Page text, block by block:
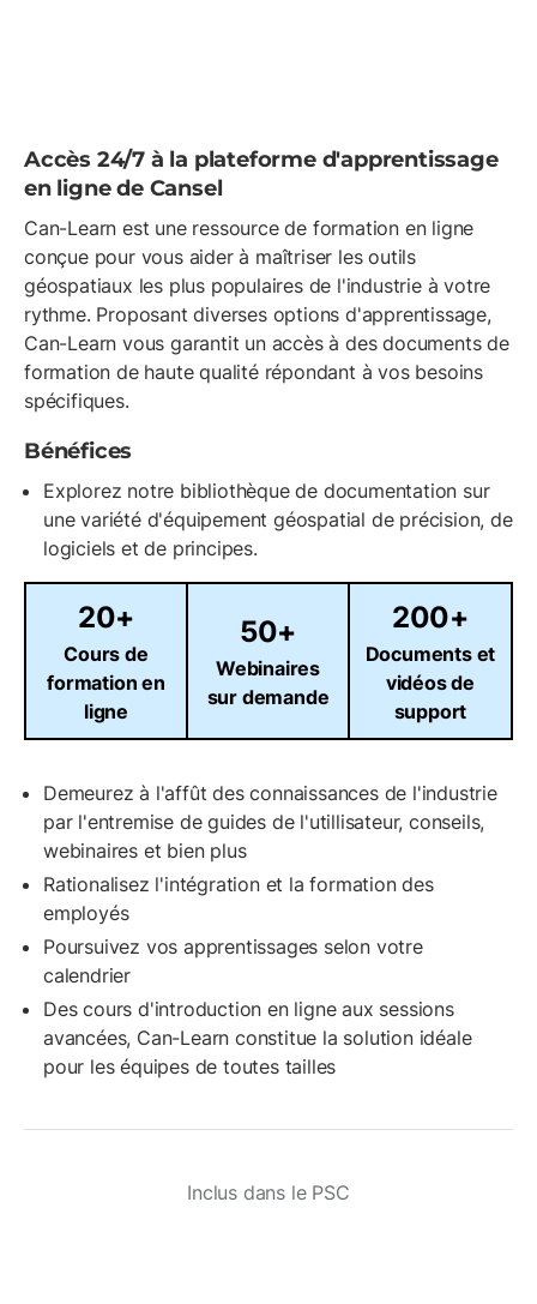
Accès 24/7 à la plateforme d'apprentissage
en ligne de Cansel
Can-Learn est une ressource de formation en ligne
conçue pour vous aider à maîtriser les outils
géospatiaux les plus populaires de l'industrie à votre
rythme. Proposant diverses options d'apprentissage,
Can-Learn vous garantit un accès à des documents de
formation de haute qualité répondant à vos besoins
spécifiques.
Bénéfices
Explorez notre bibliothèque de documentation sur
une variété d'équipement géospatial de précision, de
logiciels et de principes.
20+
Cours de
formation en
ligne
50+
Webinaires
sur demande
200+
Documents et
vidéos de
support
Demeurez à l'affût des connaissances de l'industrie
par l'entremise de guides de l'utillisateur, conseils,
webinaires et bien plus
Rationalisez l'intégration et la formation des
employés
Poursuivez vos apprentissages selon votre
calendrier
Des cours d'introduction en ligne aux sessions
avancées, Can-Learn constitue la solution idéale
pour les équipes de toutes tailles
Inclus dans le PSC